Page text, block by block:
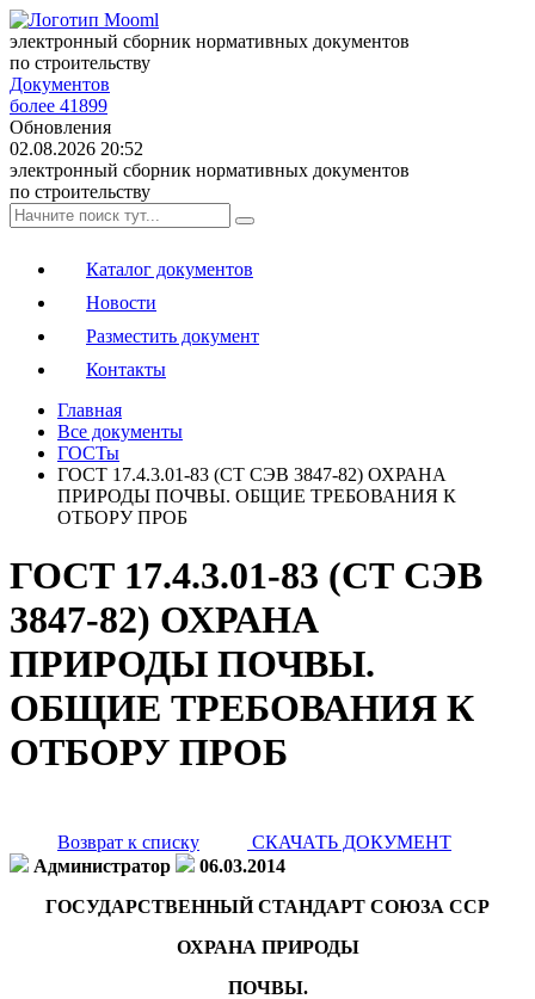
электронный сборник нормативных документов
по строительству
Документов
более 41899
Обновления
02.08.2026 20:52
электронный сборник нормативных документов
по строительству
Каталог документов
Новости
Разместить документ
Контакты
Главная
Все документы
ГОСТы
ГОСТ 17.4.3.01-83 (СТ СЭВ 3847-82) ОХРАНА
ПРИРОДЫ ПОЧВЫ. ОБЩИЕ ТРЕБОВАНИЯ К
ОТБОРУ ПРОБ
ГОСТ 17.4.3.01-83 (СТ СЭВ
3847-82) ОХРАНА
ПРИРОДЫ ПОЧВЫ.
ОБЩИЕ ТРЕБОВАНИЯ К
ОТБОРУ ПРОБ
Возврат к списку
СКАЧАТЬ ДОКУМЕНТ
Администратор
06.03.2014
ГОСУДАРСТВЕННЫЙ СТАНДАРТ СОЮЗА ССР
ОХРАНА ПРИРОДЫ
ПОЧВЫ.